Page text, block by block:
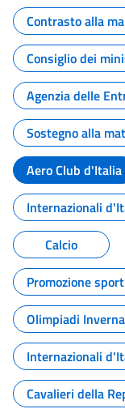
Contrasto alla
Consiglio dei
Agenzia delle
Sostegno alla
Aero Club d'Italia
Internazionali
Calcio
Promozione
Olimpiadi
Internazionali
Cavalieri della